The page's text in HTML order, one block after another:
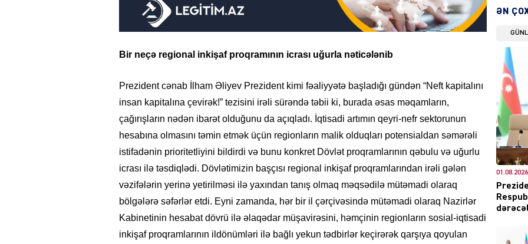
Bir neçə regional inkişaf proqramının icrası uğurla nəticələnib
Prezident cənab İlham Əliyev Prezident kimi fəaliyyətə başladığı gündən “Neft kapitalını
insan kapitalına çevirək!” tezisini irəli sürəndə təbii ki, burada əsas məqamların,
çağırışların nədən ibarət olduğunu da açıqladı. İqtisadi artımın qeyri-nefr sektorunun
hesabına olmasını təmin etmək üçün regionların malik olduqları potensialdan səmərəli
istifadənin prioritetliyini bildirdi və bunu konkret Dövlət proqramlarının qəbulu və uğurlu
icrası ilə təsdiqlədi. Dövlətimizin başçısı regional inkişaf proqramlarından irəli gələn
vəzifələrin yerinə yetirilməsi ilə yaxından tanış olmaq məqsədilə mütəmadi olaraq
bölgələrə səfərlər etdi. Eyni zamanda, hər bir il çərçivəsində mütəmadi olaraq Nazirlər
Kabinetinin hesabat dövrü ilə əlaqədar müşavirəsini, həmçinin regionların sosial-iqtisadi
inkişaf proqramlarının ildönümləri ilə bağlı yekun tədbirlər keçirərək qarşıya qoyulan
XARİCİ
ƏN
01.08.2026